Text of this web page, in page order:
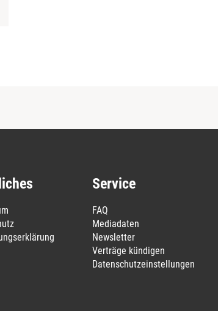
Service
FAQ
Mediadaten
Newsletter
Verträge kündigen
Datenschutzeinstellungen